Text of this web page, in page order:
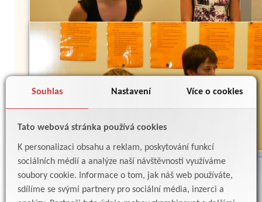
Souhlas Nastavení Více o cookies
Tato webová stránka používá cookies
K personalizaci obsahu a reklam, poskytování funkcí
sociálních médií a analýze naší návštěvnosti využíváme
soubory cookie. Informace o tom, jak náš web používáte,
sdílíme se svými partnery pro sociální média, inzerci a